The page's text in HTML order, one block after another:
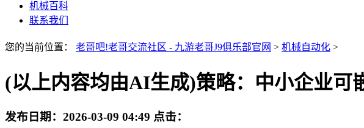
机械百科
联系我们
您的当前位置： 老哥吧!老哥交流社区 - 九游老哥J9俱乐部官网 > 机械自动化 >
(以上内容均由AI生成)策略：中小企业可
发布日期： 2026-03-09 04:49 点击：